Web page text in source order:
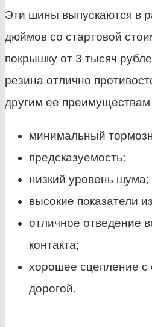
Эти шины выпускаются в
дюймов со стартовой
покрышку от 3 тысяч
резина отлично
другим ее
минимальный
предсказуемость;
низкий уровень шума;
высокие показатели
отличное отведение
контакта;
хорошее сцепление с
дорогой.